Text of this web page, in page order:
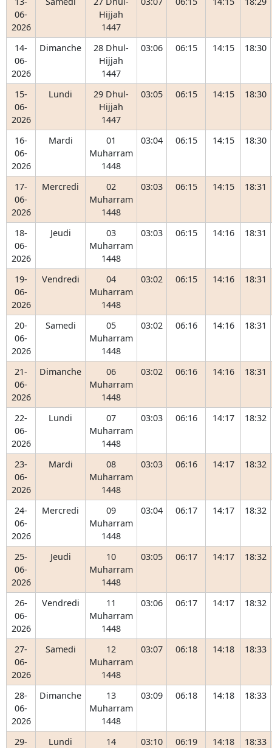
06-
2026
Hijjah
1447
14-
06-
2026
Dimanche
28 Dhul-
Hijjah
1447
03:06 06:15 14:15 18:30
15-
06-
2026
Lundi
29 Dhul-
Hijjah
1447
03:05 06:15 14:15 18:30
16-
06-
2026
Mardi
01
Muharram
1448
03:04 06:15 14:15 18:30
17-
06-
2026
Mercredi
02
Muharram
1448
03:03 06:15 14:15 18:31
18-
06-
2026
Jeudi
03
Muharram
1448
03:03 06:15 14:16 18:31
19-
06-
2026
Vendredi
04
Muharram
1448
03:02 06:15 14:16 18:31
20-
06-
2026
Samedi
05
Muharram
1448
03:02 06:16 14:16 18:31
21-
06-
2026
Dimanche
06
Muharram
1448
03:02 06:16 14:16 18:31
22-
06-
2026
Lundi
07
Muharram
1448
03:03 06:16 14:17 18:32
23-
06-
2026
Mardi
08
Muharram
1448
03:03 06:16 14:17 18:32
24-
06-
2026
Mercredi
09
Muharram
1448
03:04 06:17 14:17 18:32
25-
06-
2026
Jeudi
10
Muharram
1448
03:05 06:17 14:17 18:32
26-
06-
2026
Vendredi
11
Muharram
1448
03:06 06:17 14:17 18:32
27-
06-
2026
Samedi
12
Muharram
1448
03:07 06:18 14:18 18:33
28-
06-
2026
Dimanche
13
Muharram
1448
03:09 06:18 14:18 18:33
29-
Lundi
14
03:10 06:19 14:18 18:33